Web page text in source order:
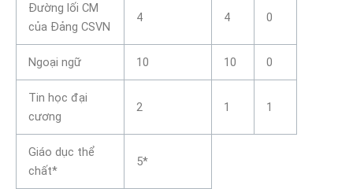
Đường lối CM
của Đảng CSVN
4 4 0
Ngoại ngữ 10 10 0
Tin học đại
cương
2 1 1
Giáo dục thể
chất*
5*